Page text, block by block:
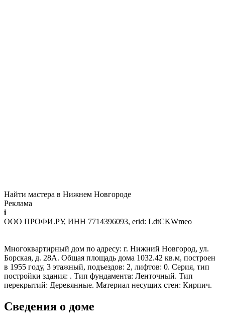
Найти мастера в Нижнем Новгороде
Реклама
i
ООО ПРОФИ.РУ, ИНН 7714396093, erid: LdtCKWmeo
Многоквартирный дом по адресу: г. Нижний Новгород, ул.
Борская, д. 28А. Общая площадь дома 1032.42 кв.м, построен
в 1955 году, 3 этажный, подъездов: 2, лифтов: 0. Серия, тип
постройки здания: . Тип фундамента: Ленточный. Тип
перекрытий: Деревянные. Материал несущих стен: Кирпич.
Сведения о доме